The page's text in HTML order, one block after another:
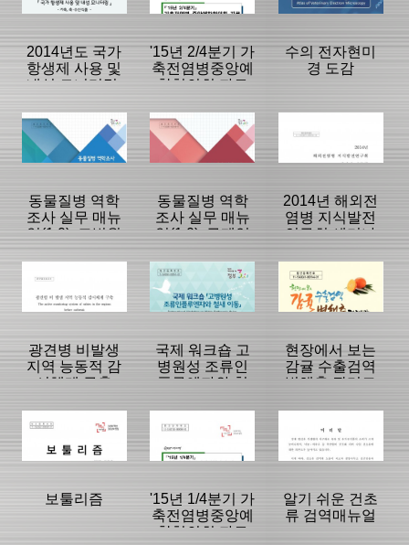
2014년도 국가
항생제 사용 및
내성 모니터링:
품
분류명 : 단행본
|
2015/08/21
'15년 2/4분기 가
축전염병중앙예
찰협의회 자료
분류명 : 단행본
|
2015/08/19
수의 전자현미
경 도감
분류명 : 단행본
2015/08/19
동물질병 역학
조사 실무 매뉴
얼(1.0): 고병원
성 조류인플루
엔자(HPAI)
분류명 : 단행본
2015/08/11
동물질병 역학
조사 실무 매뉴
얼(1.0): 구제역
(FMD)
분류명 : 단행본
|
2015/08/11
2014년 해외전
염병 지식발전
연구회 세미나
자료집
분류명 : 단행본
|
광견병 비발생
지역 능동적 감
시체계 구축
분류명 : 단행본
|
국제 워크숍 고
병원성 조류인
플루엔자와 철
분류명 : 단행본
|
현장에서 보는
감귤 수출검역
병해충 관리도
분류명 : 단행본
|
보툴리즘
'15년 1/4분기 가
축전염병중앙예
찰협의회 자료
알기 쉬운 건초
류 검역매뉴얼